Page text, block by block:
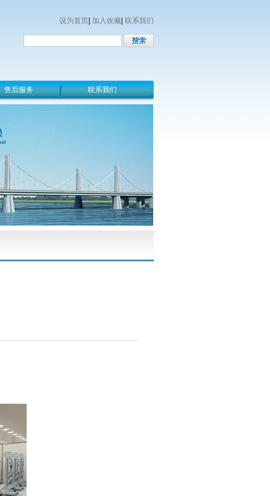
设为首页 加入收藏 联系我们
售后服务 联系我们